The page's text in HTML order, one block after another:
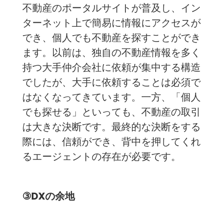
不動産のポータルサイトが普及し、イン
ターネット上で簡易に情報にアクセスが
でき、個人でも不動産を探すことができ
ます。以前は、独自の不動産情報を多く
持つ大手仲介会社に依頼が集中する構造
でしたが、大手に依頼することは必須で
はなくなってきています。一方、「個人
でも探せる」といっても、不動産の取引
は大きな決断です。最終的な決断をする
際には、信頼ができ、背中を押してくれ
るエージェントの存在が必要です。
③DXの余地